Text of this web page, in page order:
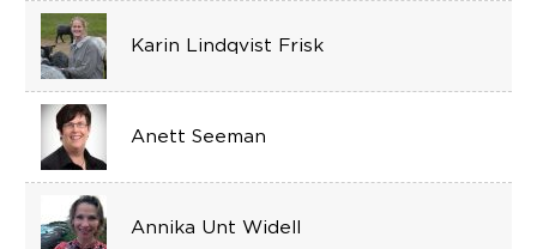
Karin Lindqvist Frisk
Anett Seeman
Annika Unt Widell